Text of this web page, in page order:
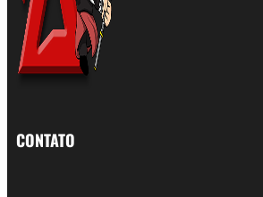
CONTATO